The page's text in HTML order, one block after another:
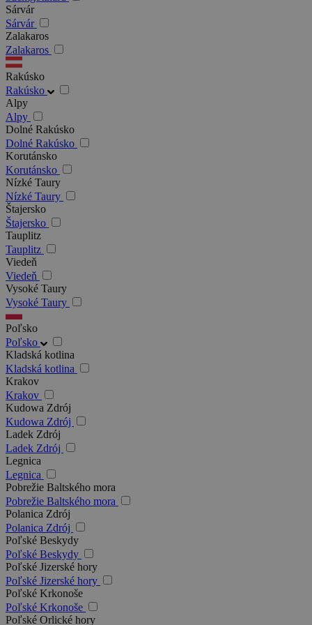
Sárvár
Sárvár
Zalakaros
Zalakaros
Rakúsko
Rakúsko
Alpy
Alpy
Dolné Rakúsko
Dolné Rakúsko
Korutánsko
Korutánsko
Nízké Taury
Nízké Taury
Štajersko
Štajersko
Tauplitz
Tauplitz
Viedeň
Viedeň
Vysoké Taury
Vysoké Taury
Poľsko
Poľsko
Kladská kotlina
Kladská kotlina
Krakov
Krakov
Kudowa Zdrój
Kudowa Zdrój
Ladek Zdrój
Ladek Zdrój
Legnica
Legnica
Pobrežie Baltského mora
Pobrežie Baltského mora
Polanica Zdrój
Polanica Zdrój
Poľské Beskydy
Poľské Beskydy
Poľské Jizerské hory
Poľské Jizerské hory
Poľské Krkonoše
Poľské Krkonoše
Poľské Orlické hory